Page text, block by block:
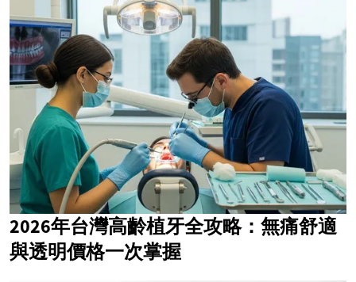
2026年台灣高齡植牙全攻略：無痛舒適
與透明價格一次掌握